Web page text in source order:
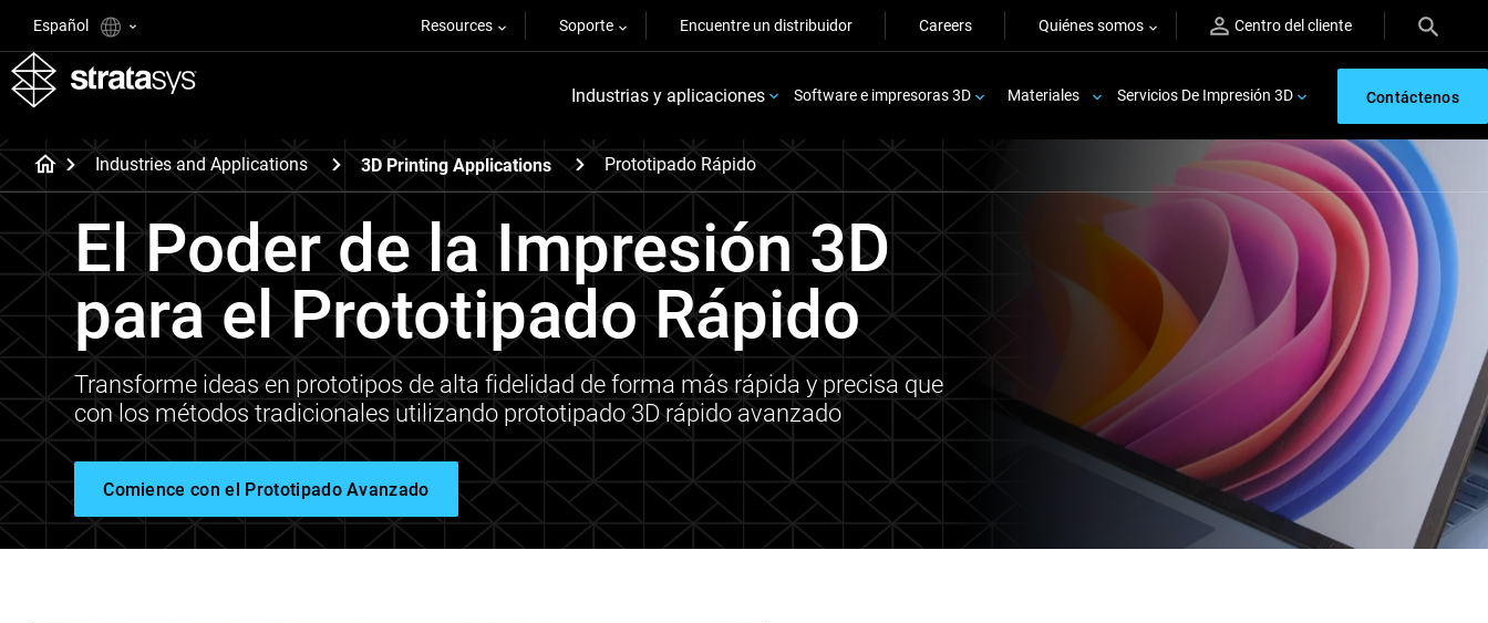
Español Resources Soporte Encuentre un distribuidor Careers Quiénes somos Centro del cliente
Industrias y aplicaciones Software e impresoras 3D Materiales Servicios De Impresión 3D Contáctenos
Industries and Applications 3D Printing Applications Prototipado Rápido
El Poder de la Impresión 3D
para el Prototipado Rápido
Transforme ideas en prototipos de alta fidelidad de forma más rápida y precisa que
con los métodos tradicionales utilizando prototipado 3D rápido avanzado
Comience con el Prototipado Avanzado